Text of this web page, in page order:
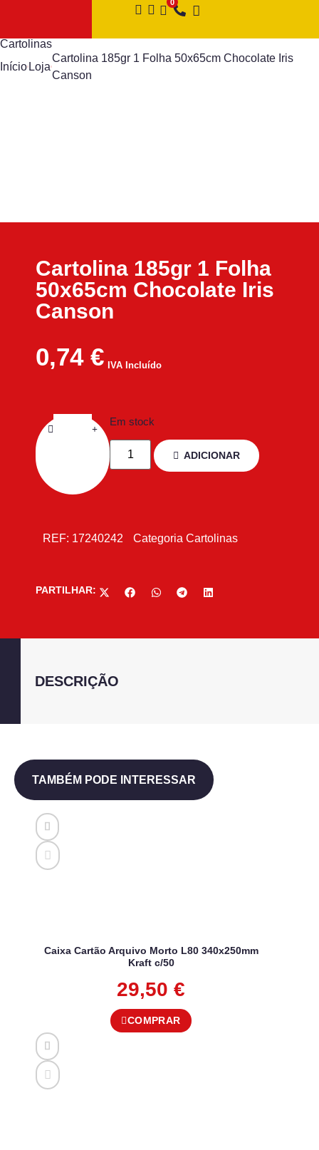
Cartolinas
Início Loja
Cartolina 185gr 1 Folha 50x65cm Chocolate Iris
Canson
Cartolina 185gr 1 Folha
50x65cm Chocolate Iris
Canson
0,74 € IVA Incluído
Em stock
ADICIONAR
REF: 17240242 Categoria Cartolinas
PARTILHAR:
DESCRIÇÃO
TAMBÉM PODE INTERESSAR
Caixa Cartão Arquivo Morto L80 340x250mm
Kraft c/50
29,50 €
COMPRAR